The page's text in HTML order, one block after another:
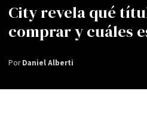
City revela qué
comprar y cuáles
PorDaniel Alberti